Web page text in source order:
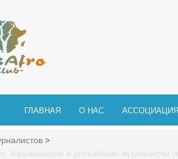
ГЛАВНАЯ О НАС
>
Африканские и российские журналисты